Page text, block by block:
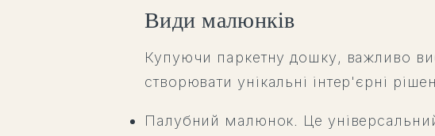
Види малюнків
Купуючи паркетну дошку, важливо
створювати унікальні інтер'єрні
Палубний малюнок. Це